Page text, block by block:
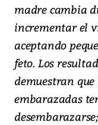
madre cambia
incrementar el
aceptando
feto. Los
demuestran
embarazadas